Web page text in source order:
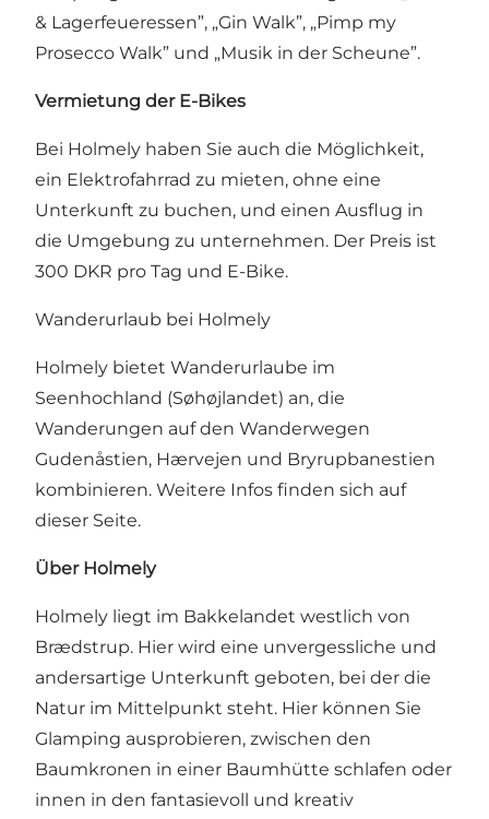
& Lagerfeueressen”, „Gin Walk”, „Pimp my
Prosecco Walk” und „Musik in der Scheune”.
Vermietung der E-Bikes
Bei Holmely haben Sie auch die Möglichkeit,
ein Elektrofahrrad zu mieten, ohne eine
Unterkunft zu buchen, und einen Ausflug in
die Umgebung zu unternehmen. Der Preis ist
300 DKR pro Tag und E-Bike.
Wanderurlaub bei Holmely
Holmely bietet Wanderurlaube im
Seenhochland (Søhøjlandet) an, die
Wanderungen auf den Wanderwegen
Gudenåstien, Hærvejen und Bryrupbanestien
kombinieren. Weitere Infos finden sich auf
dieser Seite.
Über Holmely
Holmely liegt im Bakkelandet westlich von
Brædstrup. Hier wird eine unvergessliche und
andersartige Unterkunft geboten, bei der die
Natur im Mittelpunkt steht. Hier können Sie
Glamping ausprobieren, zwischen den
Baumkronen in einer Baumhütte schlafen oder
innen in den fantasievoll und kreativ